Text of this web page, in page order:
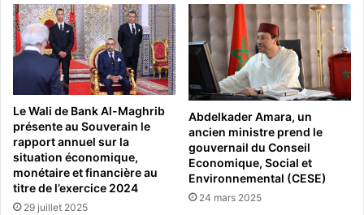
Le Wali de Bank Al-Maghrib
présente au Souverain le
rapport annuel sur la
situation économique,
monétaire et financière au
titre de l’exercice 2024
29 juillet 2025
Abdelkader Amara, un
ancien ministre prend le
gouvernail du Conseil
Economique, Social et
Environnemental (CESE)
24 mars 2025